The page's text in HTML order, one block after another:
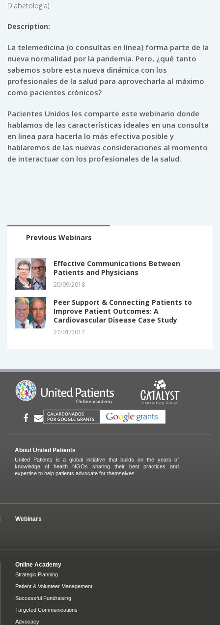
Diabetología).
Description:
La telemedicina (o consultas en línea) forma parte de la
nueva normalidad por la pandemia. Pero, ¿qué tanto
sabemos sobre esta nueva dinámica con los
profesionales de la salud para aprovecharla al máximo
como pacientes crónicos?
Pacientes Unidos les comparte este webinario donde
hablamos de las características ideales en una consulta
en linea para hacerla lo más efectiva posible y
hablaremos de las nuevas consideraciones al momento
de interactuar con los profesionales de la salud.
Previous Webinars
Effective Communications Between
Patients and Physicians
20/09/2018
Peer Support & Connecting Patients to
Improve Patient Outcomes: A
Cardiovascular Disease Case Study
27/01/2017
About United Patients
United Patients is a global initiative that builds on the years of
knowledge of health NGOs sharing their best practices and
expertise to help patients advocate for themselves.
Webinars
Online Academy
Strategic Planning
Patient & Volunteer Management
Successful Fundraising
Targeted Communications
Advocacy